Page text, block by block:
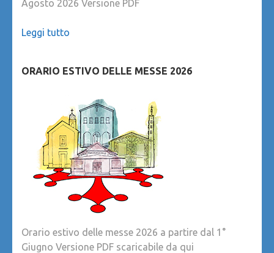
Agosto 2026 Versione PDF
Leggi tutto
ORARIO ESTIVO DELLE MESSE 2026
Orario estivo delle messe 2026 a partire dal 1°
Giugno Versione PDF scaricabile da qui